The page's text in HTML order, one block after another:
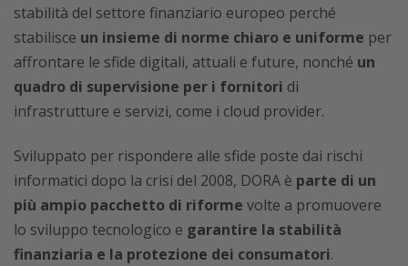
stabilità del settore finanziario europeo perché
stabilisce un insieme di norme chiaro e uniforme per
affrontare le sfide digitali, attuali e future, nonché un
quadro di supervisione per i fornitori di
infrastrutture e servizi, come i cloud provider.
Sviluppato per rispondere alle sfide poste dai rischi
informatici dopo la crisi del 2008, DORA è parte di un
più ampio pacchetto di riforme volte a promuovere
lo sviluppo tecnologico e garantire la stabilità
finanziaria e la protezione dei consumatori.